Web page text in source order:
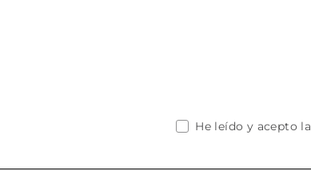
He leído y acepto la